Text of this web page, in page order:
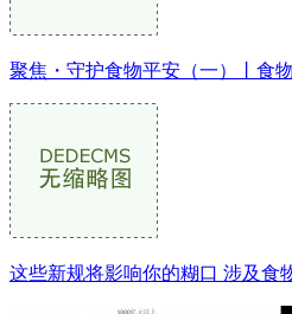
聚焦・守护食物平安（一）丨食
这些新规将影响你的糊口 涉及食